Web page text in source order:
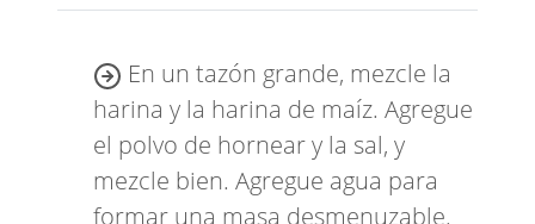
En un tazón grande, mezcle la
harina y la harina de maíz. Agregue
el polvo de hornear y la sal, y
mezcle bien. Agregue agua para
formar una masa desmenuzable.